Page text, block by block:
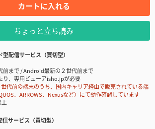
カートに入れる
ちょっと立ち読み
配信サービス（買切型）
前まで / Android最新の２世代前まで
、専用ビューアisho.jpが必要
前の端末のうち、国内キャリア経由で販売されている端
、ARROWS、Nexusなど）にて動作確認しています
上
サービス（買切型）